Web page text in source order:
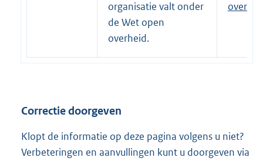
:
x
t
e
r
i
n
k
organisatie valt onder
de Wet open
overheid.
Correctie doorgeven
Klopt de informatie op deze pagina volgens u niet?
Verbeteringen en aanvullingen kunt u doorgeven via